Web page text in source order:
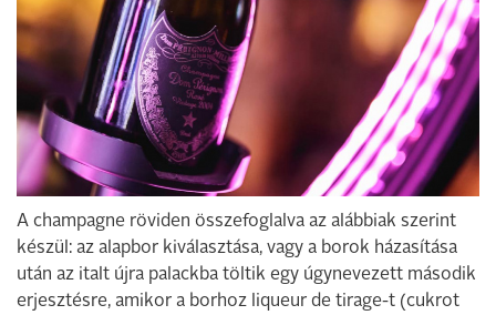
A champagne röviden összefoglalva az alábbiak szerint
készül: az alapbor kiválasztása, vagy a borok házasítása
után az italt újra palackba töltik egy úgynevezett második
erjesztésre, amikor a borhoz liqueur de tirage-t (cukrot